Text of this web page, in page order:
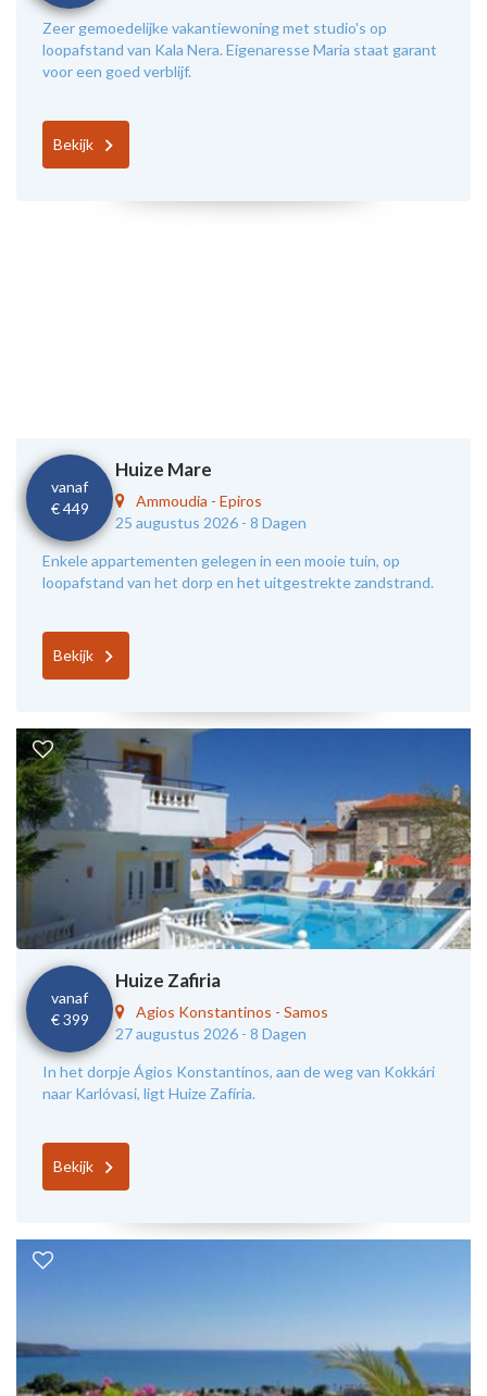
Zeer gemoedelijke vakantiewoning met studio's op
loopafstand van Kala Nera. Eigenaresse Maria staat garant
voor een goed verblijf.
Bekijk
vanaf
€ 449
Huize Mare
Ammoudia - Epiros
25 augustus 2026 - 8 Dagen
Enkele appartementen gelegen in een mooie tuin, op
loopafstand van het dorp en het uitgestrekte zandstrand.
Bekijk
vanaf
€ 399
Huize Zafiria
Agios Konstantinos - Samos
27 augustus 2026 - 8 Dagen
In het dorpje Ágios Konstantínos, aan de weg van Kokkári
naar Karlóvasi, ligt Huize Zafíria.
Bekijk